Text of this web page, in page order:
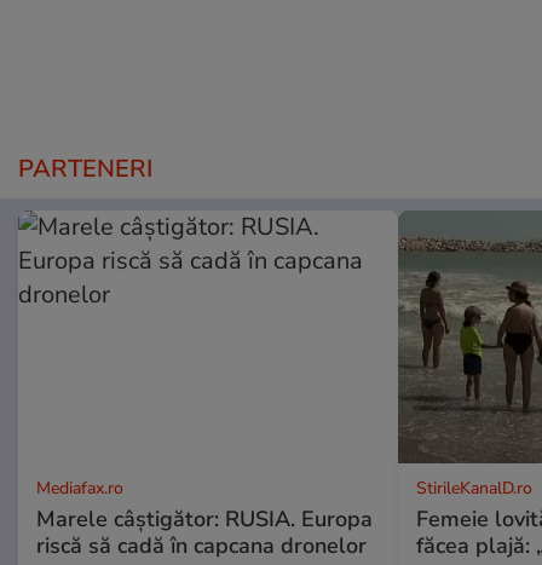
PARTENERI
Mediafax.ro
Marele câștigător: RUSIA. Europa
riscă să cadă în capcana dronelor
StirileKanalD.ro
Femeie
făcea plajă: